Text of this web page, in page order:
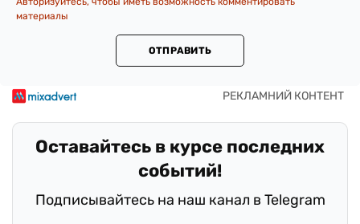
материалы
ОТПРАВИТЬ
Оставайтесь в курсе последних
событий!
Подписывайтесь на наш канал в Telegram